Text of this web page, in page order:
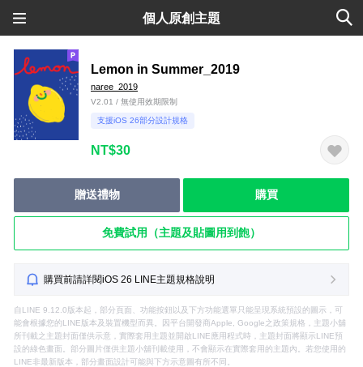
個人原創主題
Lemon in Summer_2019
naree_2019
V2.01 / 無使用效期限制
支援iOS 26部分設計規格
NT$30
贈送禮物 購買
免費試用（主題及貼圖用到飽）
購買前請詳閱iOS 26 LINE主題規格說明
自LINE 9.12.0版本起，部分頁面、功能按鈕以及下方功能選單只能呈現系統預設的圖示，可
能會根據您的LINE版本及裝置機型而異。因平台開發商Apple, Google之政策規格，主題小舖
所刊載之主題封面僅供示意，實際套用主題並開啟LINE應用程式時，主題封面將顯示LINE預
設的綠色畫面。部分圖片僅供主題小舖刊載使用，不會顯示在實際套用的主題內。若您使用的
LINE非最新版本，部分畫面設計可能與下方示意圖有所不同。